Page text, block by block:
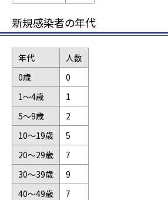
新規感染者の年代
年代
人数
0歳
0
1～4歳
1
5～9歳
2
10～19歳
5
20～29歳
7
30～39歳
9
40～49歳
7